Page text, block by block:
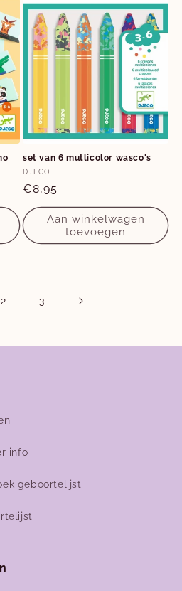
set van 6 mutlicolor wasco's
Verkoper:
DJECO
Normale
prijs
€8,95
Aan winkelwagen
toevoegen
2 3
info
geboortelijst